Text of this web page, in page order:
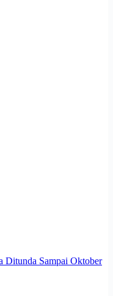
Ditunda Sampai Oktober